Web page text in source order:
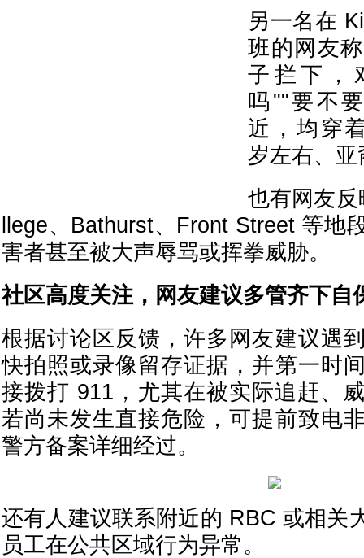
另一名在
班的网友
子拦下，
吗""要不
近，均穿
岁左右、亚
也有网友
llege、Bathurst、Front Street 等地
害者甚至被大声辱骂或挥拳威胁。
社区高度关注，网友建议多管齐下自
根据讨论区反馈，许多网友建议遇
快拍照或录像留存证据，并第一时
接拨打 911，尤其在被实际追赶、
若尚未发生直接危险，可提前致电
警方备案详细经过。
还有人建议联系附近的 RBC 或相关
员工在公共区域行为异常。